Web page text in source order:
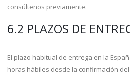
consúltenos previamente.
6.2 PLAZOS DE
El plazo habitual de entrega en la
horas hábiles desde la confirmación